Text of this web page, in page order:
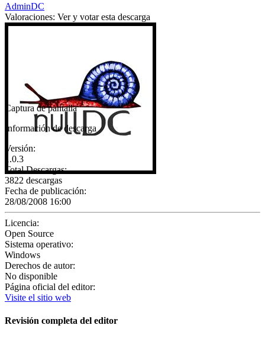
AdminDC
Valoraciones: Ver y votar esta descarga
Captura de pantalla
Información de descarga
Versión:
1.0.3
Total Descargas:
3822 descargas
Fecha de publicación:
28/08/2008 16:00
Licencia:
Open Source
Sistema operativo:
Windows
Derechos de autor:
No disponible
Página oficial del editor:
Visite el sitio web
Revisión completa del editor